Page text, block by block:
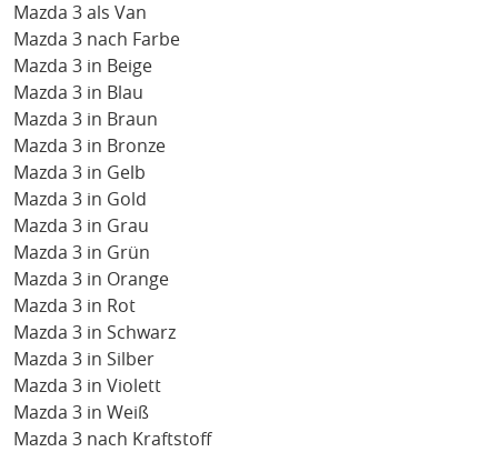
Mazda 3 als Van
Mazda 3 nach Farbe
Mazda 3 in Beige
Mazda 3 in Blau
Mazda 3 in Braun
Mazda 3 in Bronze
Mazda 3 in Gelb
Mazda 3 in Gold
Mazda 3 in Grau
Mazda 3 in Grün
Mazda 3 in Orange
Mazda 3 in Rot
Mazda 3 in Schwarz
Mazda 3 in Silber
Mazda 3 in Violett
Mazda 3 in Weiß
Mazda 3 nach Kraftstoff